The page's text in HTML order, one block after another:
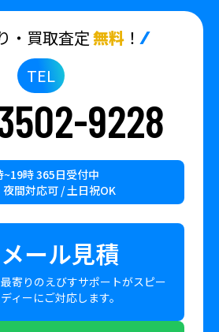
・買取査定無料 ！
TEL
9228
~19時 365日受付中
間対応可 / 土日祝OK
メール見積
最寄りのえびすサポートがスピー
ディーにご対応します。